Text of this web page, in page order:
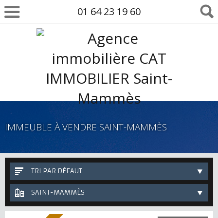
01 64 23 19 60
IMMEUBLE À VENDRE SAINT-MAMMÈS
TRI PAR DÉFAUT
SAINT-MAMMÈS